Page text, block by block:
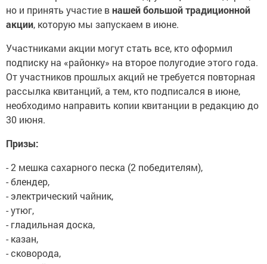
но и принять участие внашей большой традиционной
акции, которую мы запускаем в июне.
Участниками акции могут стать все, кто оформил
подписку на «районку» на второе полугодие этого года.
От участников прошлых акций не требуется повторная
рассылка квитанций, а тем, кто подписался в июне,
необходимо направить копии квитанции в редакцию до
30 июня.
Призы:
- 2 мешка сахарного песка (2 победителям),
- блендер,
- электрический чайник,
- утюг,
- гладильная доска,
- казан,
- сковорода,